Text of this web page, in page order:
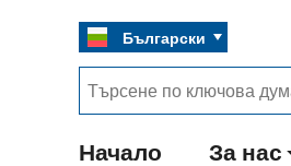
Български
Начало За нас